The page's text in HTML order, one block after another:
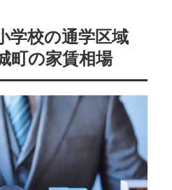
学校の通学区域
町の家賃相場